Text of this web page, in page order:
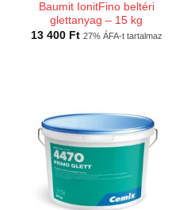
Baumit IonitFino beltéri
glettanyag – 15 kg
13 400 Ft 27% ÁFA-t tartalmaz